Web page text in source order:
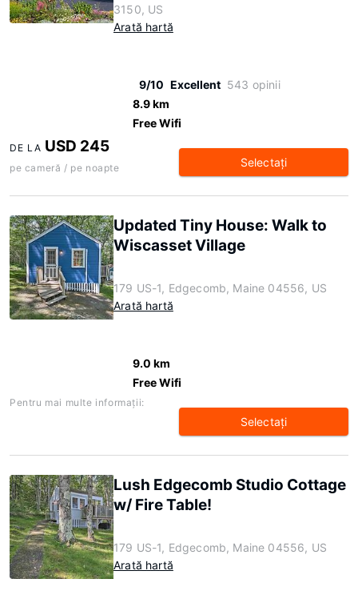
3150, US
Arată hartă
9/10 Excellent 543 opinii
8.9 km
Free Wifi
DE LA USD 245
pe cameră / pe noapte Selectaţi
Updated Tiny House: Walk to
Wiscasset Village
179 US-1, Edgecomb, Maine 04556, US
Arată hartă
9.0 km
Free Wifi
Pentru mai multe informaţii:
Selectaţi
Lush Edgecomb Studio Cottage
w/ Fire Table!
179 US-1, Edgecomb, Maine 04556, US
Arată hartă